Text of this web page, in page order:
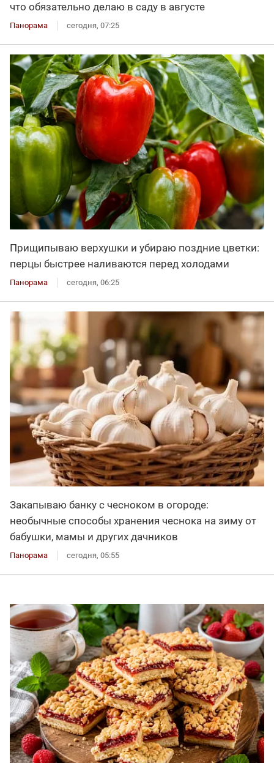
что обязательно делаю в саду в августе
Панорама сегодня, 07:25
Прищипываю верхушки и убираю поздние цветки:
перцы быстрее наливаются перед холодами
Панорама сегодня, 06:25
Закапываю банку с чесноком в огороде:
необычные способы хранения чеснока на зиму от
бабушки, мамы и других дачников
Панорама сегодня, 05:55